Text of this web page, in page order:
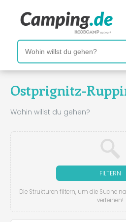
Ostprignitz-
Wohin willst du gehen?
FILTERN
Die Strukturen filtern, um die Suche
verfeinen!